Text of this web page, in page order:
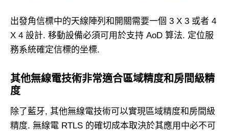
出發角信標中的天線陣列和開關需要一個 3 X 3 或者 4
X 4 設計. 移動設備必須可用於支持 AoD 算法. 定位服
務系統確定信標的坐標.
其他無線電技術非常適合區域精度和房間級精
度
除了藍牙, 其他無線電技術可以實現區域精度和房間級
精度. 無線電 RTLS 的確切成本取決於其應用中必不可